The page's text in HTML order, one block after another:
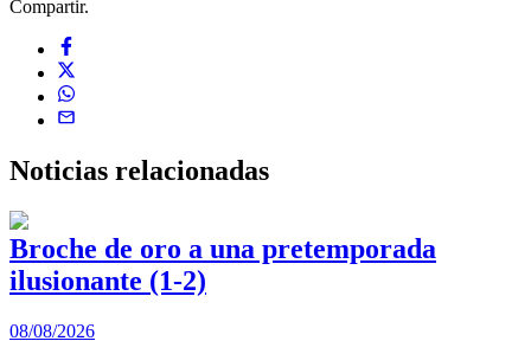
Compartir.
Noticias relacionadas
Broche de oro a una pretemporada
ilusionante (1-2)
08/08/2026